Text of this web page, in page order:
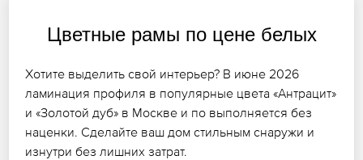
Цветные рамы по цене белых
Хотите выделить свой интерьер? В июне 2026
ламинация профиля в популярные цвета «Антрацит»
и «Золотой дуб» в Москве и по выполняется без
наценки. Сделайте ваш дом стильным снаружи и
изнутри без лишних затрат.